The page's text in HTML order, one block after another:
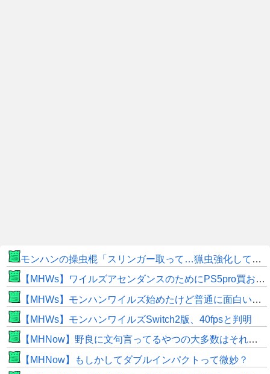
モンハンの操虫棍「スリンガー取って…猟虫強化して…エキス取って… よし、戦うぞ」←これ
【MHWs】ワイルズアセンダンスのためにPS5pro買おうとしたら転売価格ばかりじゃねーか
【MHWs】モンハンワイルズ始めたけど普通に面白いじゃん
【MHWs】モンハンワイルズSwitch2版、40fpsと判明
【MHNow】野良に文句言ってるやつの大多数はそれしてないだけの雑魚だから聞く耳持つだけムダよ
【MHNow】もしかしてダブルインパクトって微妙？